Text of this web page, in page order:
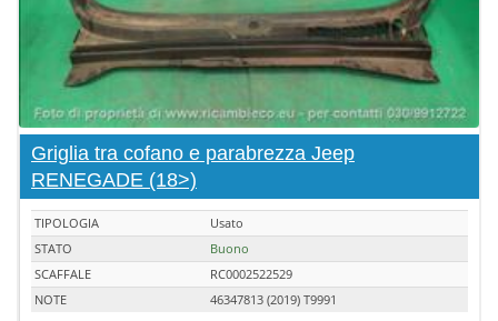
Griglia tra cofano e parabrezza Jeep
RENEGADE (18>)
TIPOLOGIA
Usato
STATO
Buono
SCAFFALE
RC0002522529
NOTE
46347813 (2019) T9991